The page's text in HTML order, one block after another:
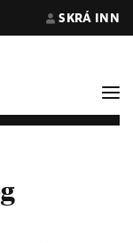
SKRÁ INN